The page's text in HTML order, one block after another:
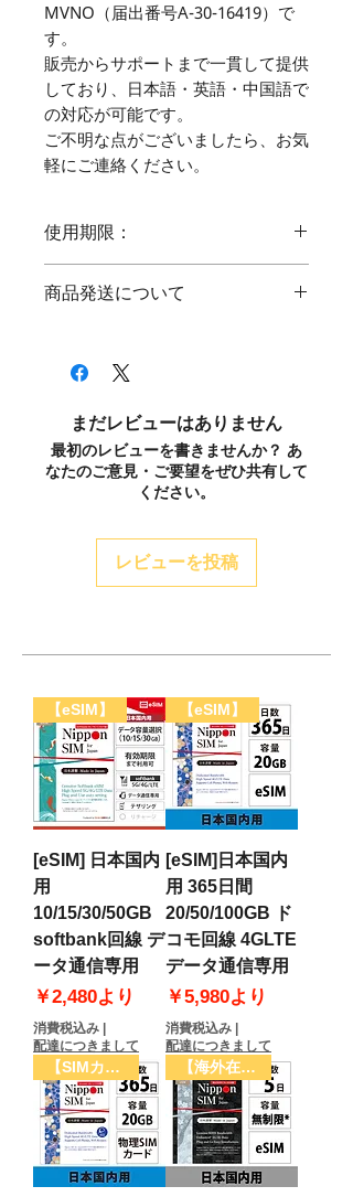
MVNO（届出番号A-30-16419）で
す。
販売からサポートまで一貫して提供
しており、日本語・英語・中国語で
の対応が可能です。
ご不明な点がございましたら、お気
軽にご連絡ください。
使用期限：
15GB：2026/11/18
なお使用期限を理由とする返品・返金
は一切お受けできませんことをご了承
願います。
商品発送について
ト/宅急便（ヤマト運輸）」にてお届
- お問い合わせ番号は、商品発送の準
備が完了後にメールでご連絡いたしま
す。
- 発送状況につきましては、ヤマト運
（https://toi.kuronekoyamato.co.jp
/cgi-bin/tneko）からご確認くださ
(support@dhacorp.jp)までご連絡く
まだレビューはありません
最初のレビューを書きませんか？ あ
なたのご意見・ご要望をぜひ共有して
ください。
レビューを投稿
【eSIM】
[eSIM] 日本国内
用
10/15/30/50GB
softbank回線 デ
ータ通信専用
￥2,480より
セール価格
消費税込み
配達につきまして
【eSIM】
[eSIM]日本国内
用 365日間
20/50/100GB ド
コモ回線 4GLTE
データ通信専用
￥5,980より
セール価格
消費税込み
配達につきまして
【SIMカード】 【海外在住の方限定】